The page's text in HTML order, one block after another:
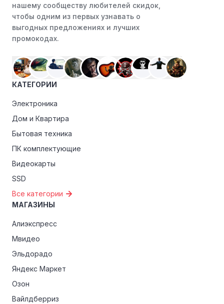
нашему сообществу любителей скидок,
чтобы одним из первых узнавать о
выгодных предложениях и лучших
промокодах.
КАТЕГОРИИ
Электроника
Дом и Квартира
Бытовая техника
ПК комплектующие
Видеокарты
SSD
Все категории
МАГАЗИНЫ
Алиэкспресс
Мвидео
Эльдорадо
Яндекс Маркет
Озон
Вайлдберриз